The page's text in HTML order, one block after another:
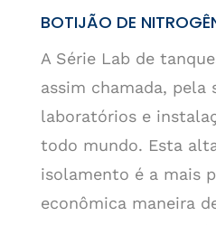
BOTIJÃO DE
A Série Lab de
assim chamada, pela
laboratórios e
todo mundo. Esta
isolamento é a mais
econômica maneira